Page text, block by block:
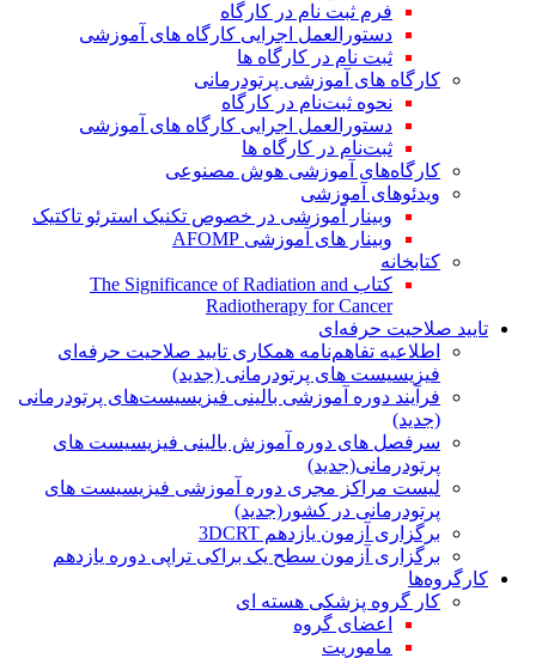
فرم ثبت نام در کارگاه
دستورالعمل اجرایی کارگاه های آموزشی
ثبت نام در کارگاه ها
کارگاه های آموزشی پرتودرمانی
نحوه ثبت‌نام در کارگاه
دستورالعمل اجرایی کارگاه های آموزشی
ثبت‌نام در کارگاه ها
کارگاه‌های آموزشی هوش مصنوعی
ویدئوهای آموزشی
وبینار آموزشی در خصوص تکنیک استرئو تاکتیک
وبینار های آموزشی AFOMP
کتابخانه
کتاب The Significance of Radiation and
Radiotherapy for Cancer
تایید صلاحیت حرفه‌ای
اطلاعیه تفاهم‌نامه همکاری تایید صلاحیت حرفه‌ای
فیزیسیست های پرتودرمانی (جدید)
فرآیند دوره آموزشی بالینی فیزیسیست‌های پرتودرمانی
(جدید)
سرفصل های دوره آموزش بالینی فیزیسیست های
پرتودرمانی(جدید)
لیست مراکز مجری دوره آموزشی فیزیسیست های
پرتودرمانی در کشور(جدید)
برگزاری آزمون یازدهم 3DCRT
برگزاری آزمون سطح یک براکی تراپی دوره یازدهم
کارگروه‌ها
کار گروه پزشکی هسته ای
اعضای گروه
ماموریت